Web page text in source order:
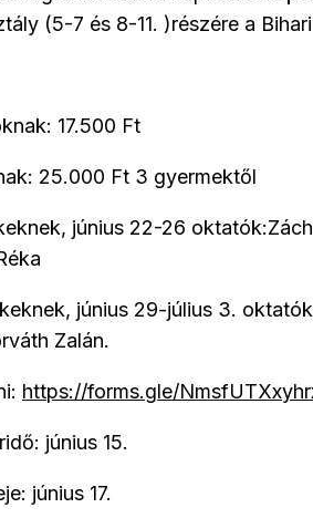
(5-7 és 8-11. )részére a
17.500 Ft
25.000 Ft 3 gyermektől
június 22-26 oktatók:Zách
június 29-július 3.
Zalán.
https://forms.gle/
június 15.
június 17.